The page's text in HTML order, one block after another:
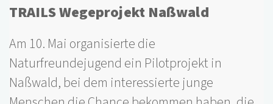
TRAILS Wegeprojekt Naßwald
Am 10. Mai organisierte die
Naturfreundejugend ein Pilotprojekt in
Naßwald, bei dem interessierte junge